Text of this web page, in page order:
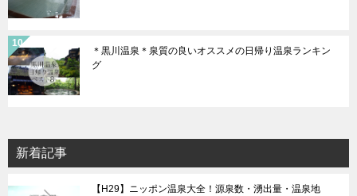
＊黒川温泉＊泉質の良いオススメの日帰り温泉ランキン
グ
新着記事
【H29】ニッポン温泉大全！源泉数・湧出量・温泉地